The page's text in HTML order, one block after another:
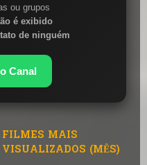
ou grupos
é exibido
de ninguém
Canal
FILMES MAIS
VISUALIZADOS (MÊS)